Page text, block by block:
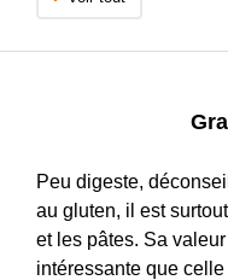
Peu digeste,
au gluten, il est
et les pâtes. Sa
intéressante que